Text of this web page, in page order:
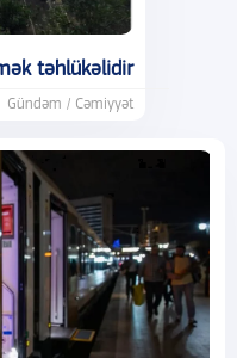
təhlükəlidir
Gündəm / Cəmiyyət